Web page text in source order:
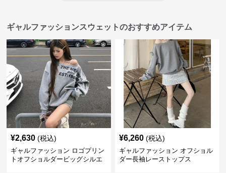
ギャルファッションスウェットのおすすめアイテム
¥2,630 (税込)
ギャルファッション ロゴプリン
トオフショルダービッグシルエ
¥6,260 (税込)
ギャルファッション オフショル
ダー長袖レーストップス